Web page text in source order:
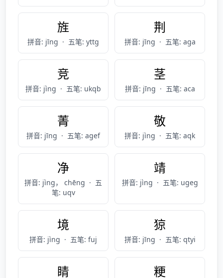
旌
拼音: jīng · 五笔: yttg
荆
拼音: jīng · 五笔: aga
竞
拼音: jìng · 五笔: ukqb
茎
拼音: jīng · 五笔: aca
菁
拼音: jīng · 五笔: agef
敬
拼音: jìng · 五笔: aqk
净
拼音: jìng， chēng · 五
笔: uqv
靖
拼音: jìng · 五笔: ugeg
境
拼音: jìng · 五笔: fuj
猄
拼音: jīng · 五笔: qtyi
睛 粳